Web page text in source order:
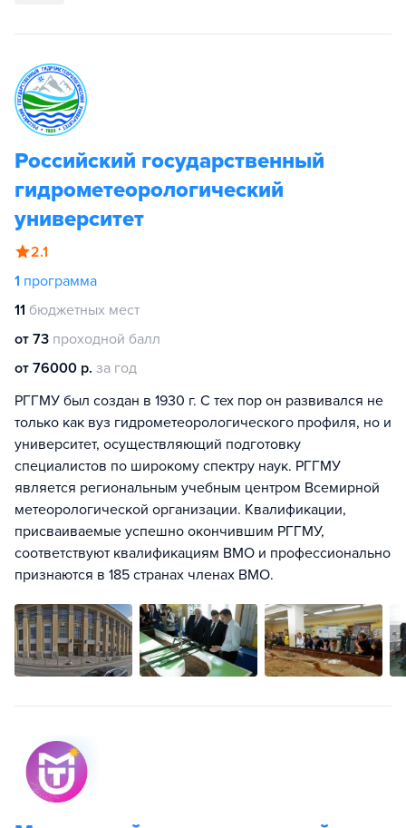
Российский государственный
гидрометеорологический
университет
2.1
1 программа
11 бюджетных мест
от 73 проходной балл
от 76000 р. за год
РГГМУ был создан в 1930 г. С тех пор он развивался не
только как вуз гидрометеорологического профиля, но и
университет, осуществляющий подготовку
специалистов по широкому спектру наук. РГГМУ
является региональным учебным центром Всемирной
метеорологической организации. Квалификации,
присваиваемые успешно окончившим РГГМУ,
соответствуют квалификациям ВМО и профессионально
признаются в 185 странах членах ВМО.